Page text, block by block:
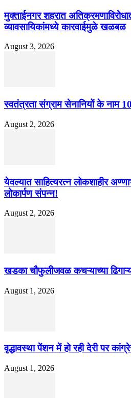
मुक्ताईनगर शहरात
व्यावसायिकांमध्ये कारवाईमुळे खळबळ
August 3, 2026
स्वतंत्रता संग्राम सेनानियों के नाम
August 2, 2026
येवल्यात साहित्यरत्न लोकशाहीर
लोकार्पण संपन्न!
August 2, 2026
खडका चौफुलीजवळ कचऱ्याच्या
August 1, 2026
वृद्धावस्था पेंशन में हो रही देरी पर
August 1, 2026